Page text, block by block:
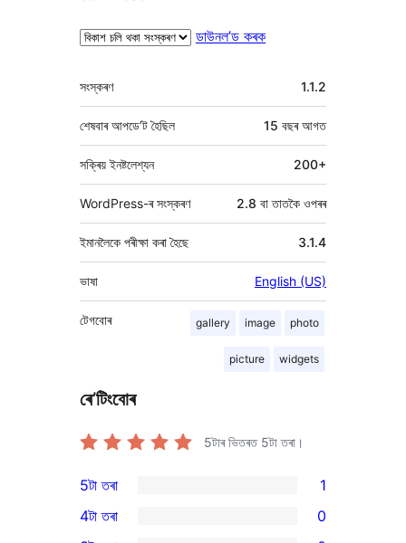
ডাউনল’ড কৰক
মেটা 1.1.2
সংস্কৰণ
15 বছৰআগত
শেষবাৰ আপডে’ট হৈছিল
সক্ৰিয় ইনষ্টলেশ্যন 200+
WordPress-ৰ সংস্কৰণ 2.8 বা তাতকৈ ওপৰৰ
ইমানলৈকে পৰীক্ষা কৰা হৈছে 3.1.4
ভাষা English (US)
gallery image photo
picture widgets
টেগবোৰ
ৰে’টিংবোৰ
5টাৰ ভিতৰত 5টা তৰা।
1
5-
5টা তৰা 1
4টা তৰা 0